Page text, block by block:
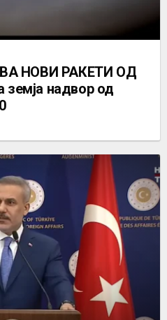
НОВИ РАКЕТИ ОД
надвор од